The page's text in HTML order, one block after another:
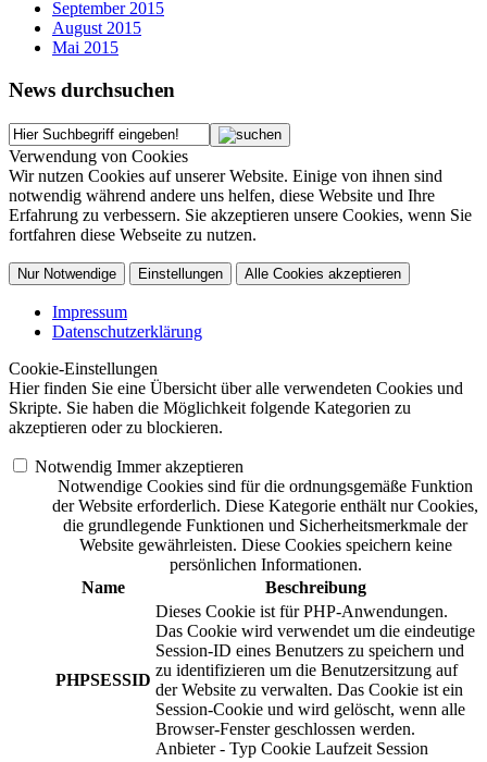
September 2015
August 2015
Mai 2015
News durchsuchen
Verwendung von Cookies
Wir nutzen Cookies auf unserer Website. Einige von ihnen sind
notwendig während andere uns helfen, diese Website und Ihre
Erfahrung zu verbessern. Sie akzeptieren unsere Cookies, wenn Sie
fortfahren diese Webseite zu nutzen.
Nur Notwendige Einstellungen Alle Cookies akzeptieren
Impressum
Datenschutzerklärung
Cookie-Einstellungen
Hier finden Sie eine Übersicht über alle verwendeten Cookies und
Skripte. Sie haben die Möglichkeit folgende Kategorien zu
akzeptieren oder zu blockieren.
Notwendig Immer akzeptieren
Notwendige Cookies sind für die ordnungsgemäße Funktion
der Website erforderlich. Diese Kategorie enthält nur Cookies,
die grundlegende Funktionen und Sicherheitsmerkmale der
Website gewährleisten. Diese Cookies speichern keine
persönlichen Informationen.
Name
Beschreibung
PHPSESSID
Dieses Cookie ist für PHP-Anwendungen.
Das Cookie wird verwendet um die eindeutige
Session-ID eines Benutzers zu speichern und
zu identifizieren um die Benutzersitzung auf
der Website zu verwalten. Das Cookie ist ein
Session-Cookie und wird gelöscht, wenn alle
Browser-Fenster geschlossen werden.
Anbieter - Typ Cookie Laufzeit Session